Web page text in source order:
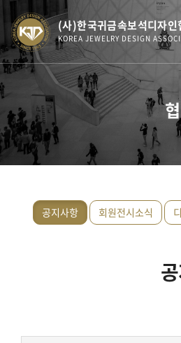
(사)한국귀금속보석디자인
KOREA JEWELRY DESIGN
공지사항 회원전시소식